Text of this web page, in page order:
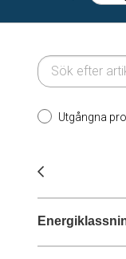
Utgångna